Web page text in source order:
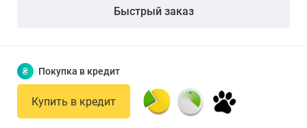
Быстрый заказ
₴ Покупка в кредит
Купить в кредит